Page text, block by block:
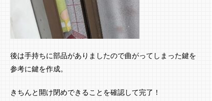
後は手持ちに部品がありましたので曲がってしまった鍵を
参考に鍵を作成。
きちんと開け閉めできることを確認して完了！